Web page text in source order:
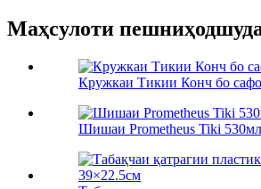
Маҳсулоти
Кружкаи Тикии Конч бо
Шишаи Prometheus Tiki 530мл